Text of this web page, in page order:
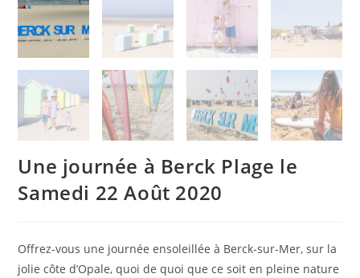
Une journée à Berck Plage le
Samedi 22 Août 2020
Offrez-vous une journée ensoleillée à Berck-sur-Mer, sur la
jolie côte d’Opale, quoi de quoi que ce soit en pleine nature